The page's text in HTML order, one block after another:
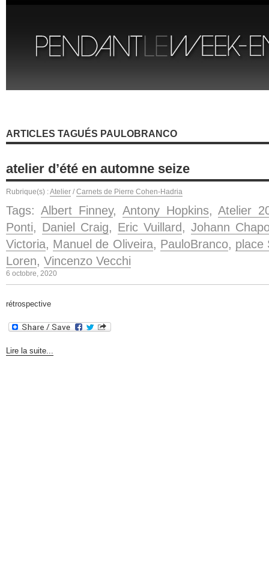
ARTICLES TAGUÉS PAULOBRANCO
atelier d’été en automne seize
Rubrique(s) :Atelier / Carnets de Pierre Cohen-Hadria
Tags: Albert Finney, Antony Hopkins,Atelier
Ponti, Daniel Craig, Eric Vuillard , Johann
Victoria, Manuel de Oliveira, PauloBranco, place
Loren, Vincenzo Vecchi
6 octobre, 2020
rétrospective
Lire la suite...